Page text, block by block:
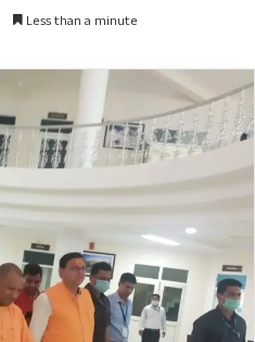
Less than a minute